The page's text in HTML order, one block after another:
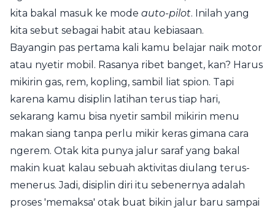
kita bakal masuk ke mode auto-pilot. Inilah yang
kita sebut sebagai habit atau kebiasaan.
Bayangin pas pertama kali kamu belajar naik motor
atau nyetir mobil. Rasanya ribet banget, kan? Harus
mikirin gas, rem, kopling, sambil liat spion. Tapi
karena kamu disiplin latihan terus tiap hari,
sekarang kamu bisa nyetir sambil mikirin menu
makan siang tanpa perlu mikir keras gimana cara
ngerem. Otak kita punya jalur saraf yang bakal
makin kuat kalau sebuah aktivitas diulang terus-
menerus. Jadi, disiplin diri itu sebenernya adalah
proses 'memaksa' otak buat bikin jalur baru sampai